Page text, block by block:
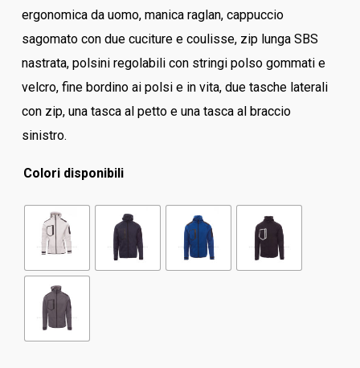
ergonomica da uomo, manica raglan, cappuccio
sagomato con due cuciture e coulisse, zip lunga SBS
nastrata, polsini regolabili con stringi polso gommati e
velcro, fine bordino ai polsi e in vita, due tasche laterali
con zip, una tasca al petto e una tasca al braccio
sinistro.
Colori disponibili